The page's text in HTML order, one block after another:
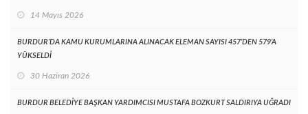
14 Mayıs 2026
BURDUR’DA KAMU KURUMLARINA ALINACAK ELEMAN SAYISI 457’DEN 579’A
YÜKSELDİ
30 Haziran 2026
BURDUR BELEDİYE BAŞKAN YARDIMCISI MUSTAFA BOZKURT SALDIRIYA UĞRADI